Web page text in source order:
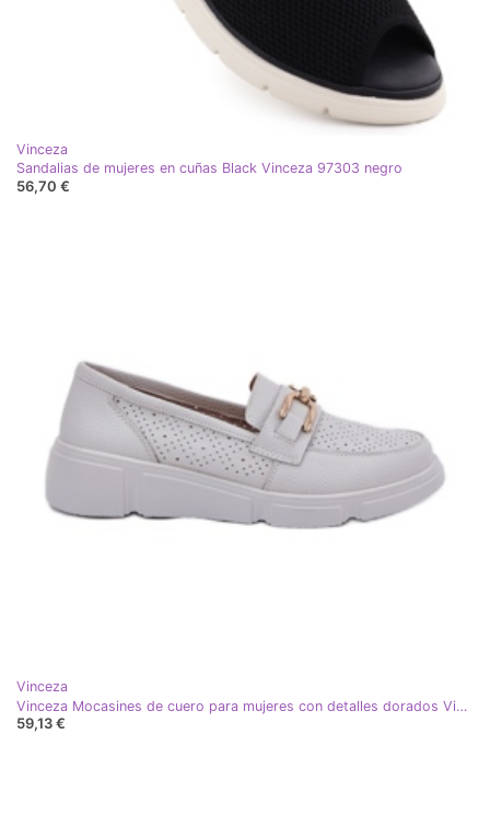
Vinceza
Sandalias de mujeres en cuñas Black Vinceza 97303 negro
56,70 €
Vinceza
Vinceza Mocasines de cuero para mujeres con detalles dorados Vincez 88007 gris claro blanco
59,13 €